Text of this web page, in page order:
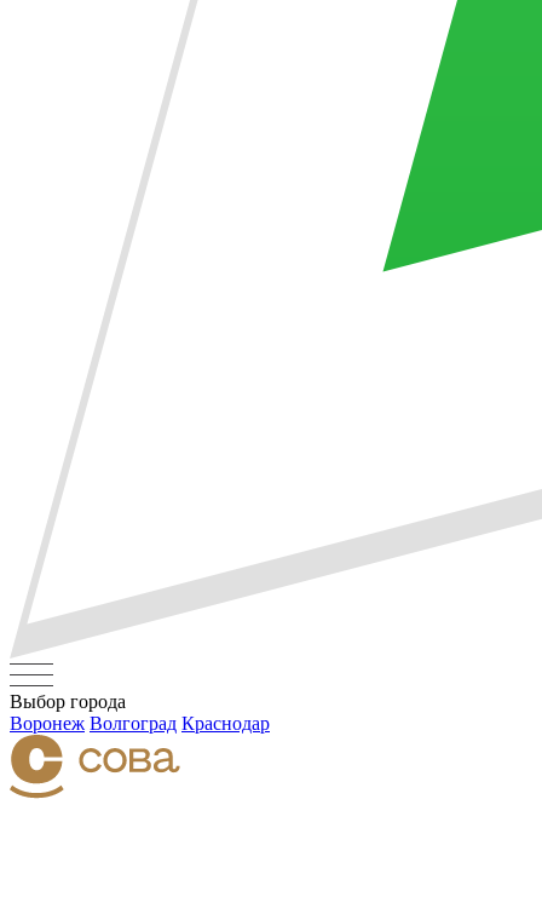
Выбор города
Воронеж Волгоград Краснодар